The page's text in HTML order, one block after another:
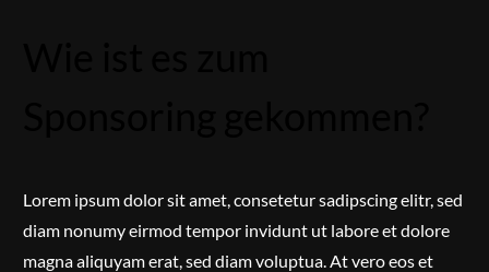
Lorem ipsum dolor sit amet, consetetur sadipscing elitr, sed
diam nonumy eirmod tempor invidunt ut labore et dolore
magna aliquyam erat, sed diam voluptua. At vero eos et